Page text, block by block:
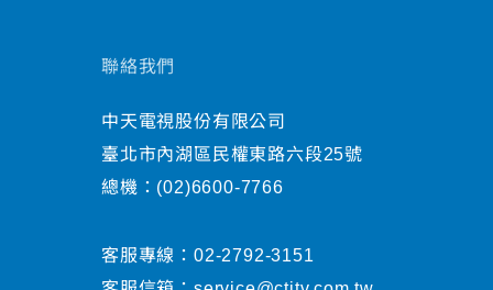
聯絡我們
中天電視股份有限公司
臺北市內湖區民權東路六段25號
總機： (02)6600-7766
客服專線： 02-2792-3151